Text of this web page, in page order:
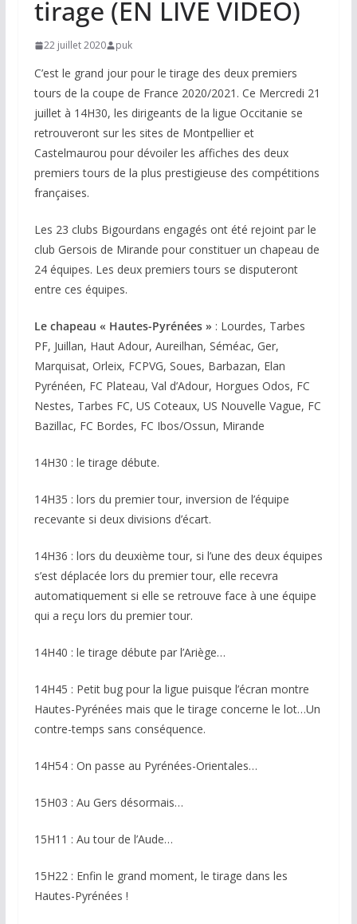
tirage (EN LIVE VIDEO)
22 juillet 2020 puk
C’est le grand jour pour le tirage des deux premiers
tours de la coupe de France 2020/2021. Ce Mercredi 21
juillet à 14H30, les dirigeants de la ligue Occitanie se
retrouveront sur les sites de Montpellier et
Castelmaurou pour dévoiler les affiches des deux
premiers tours de la plus prestigieuse des compétitions
françaises.
Les 23 clubs Bigourdans engagés ont été rejoint par le
club Gersois de Mirande pour constituer un chapeau de
24 équipes. Les deux premiers tours se disputeront
entre ces équipes.
Le chapeau « Hautes-Pyrénées » : Lourdes, Tarbes
PF, Juillan, Haut Adour, Aureilhan, Séméac, Ger,
Marquisat, Orleix, FCPVG, Soues, Barbazan, Elan
Pyrénéen, FC Plateau, Val d’Adour, Horgues Odos, FC
Nestes, Tarbes FC, US Coteaux, US Nouvelle Vague, FC
Bazillac, FC Bordes, FC Ibos/Ossun, Mirande
14H30 : le tirage débute.
14H35 : lors du premier tour, inversion de l’équipe
recevante si deux divisions d’écart.
14H36 : lors du deuxième tour, si l’une des deux équipes
s’est déplacée lors du premier tour, elle recevra
automatiquement si elle se retrouve face à une équipe
qui a reçu lors du premier tour.
14H40 : le tirage débute par l’Ariège…
14H45 : Petit bug pour la ligue puisque l’écran montre
Hautes-Pyrénées mais que le tirage concerne le lot…Un
contre-temps sans conséquence.
14H54 : On passe au Pyrénées-Orientales…
15H03 : Au Gers désormais…
15H11 : Au tour de l’Aude…
15H22 : Enfin le grand moment, le tirage dans les
Hautes-Pyrénées !